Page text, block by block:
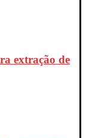
extração de